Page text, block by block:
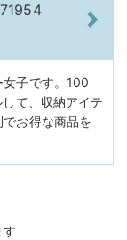
子です。100
て、収納アイテ
お得な商品を
す